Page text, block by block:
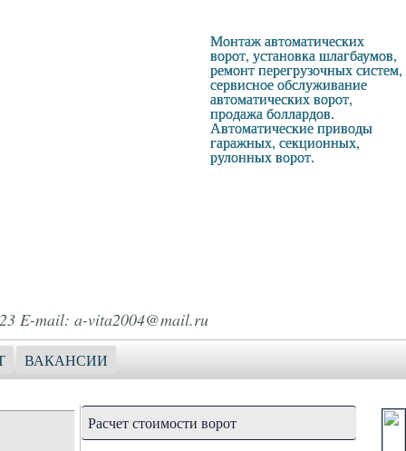
Монтаж автоматических
ворот, установка шлагбаумов,
ремонт перегрузочных систем,
сервисное обслуживание
автоматических ворот,
продажа боллардов.
Автоматические приводы
гаражных, секционных,
рулонных ворот.
E-mail: a-vita2004@mail.ru
ВАКАНСИИ
Расчет стоимости ворот